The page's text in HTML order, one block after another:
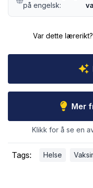
på engelsk:
Var dette lærerikt?
Mer
Klikk for å se en
Tags: Helse